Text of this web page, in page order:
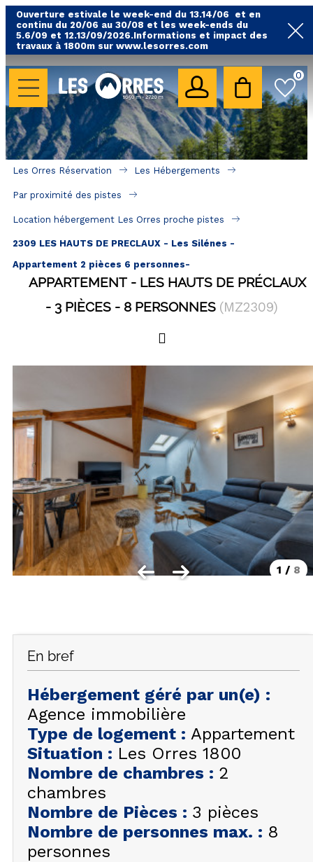
Ouverture estivale le week-end du 13.14/06 et en
continu du 20/06 au 30/08 et les week-ends du
5.6/09 et 12.13/09/2026.Informations et impact des
travaux à 1800m sur www.lesorres.com
0
LES HÉBERGEMENTS
Toutes nos locations
Hébergements avec piscine
Hébergements labellisés qualité
A proximité des remontées mécaniques ( VTT,
Hôtels - Chambres d'Hôtes & SPA
Les Orres 1650
Les Orres 1650 centre station
Les Orres 1800 Bois Méan
Les Orres et ses hameaux
VISUALISER LE PLAN DES ORRES
BONS PLANS ACTIVITÉS
Carte Multi activités
Forfaits remontées mécaniques VTT
FAQ
INSPIREZ-VOUS !
ÉTÉ
HIVER
FR EN
+33 (0)4 92 44 19 17
Les Orres Réservation Les Hébergements
Par proximité des pistes
Location hébergement Les Orres proche pistes
2309 LES HAUTS DE PRECLAUX - Les Silénes -
Appartement 2 pièces 6 personnes-
APPARTEMENT
LES HAUTS DE PRÉCLAUX
3 PIÈCES
8 PERSONNES (MZ2309)
1 / 8
En bref
Hébergement géré par un(e) :
Agence immobilière
Type de logement : Appartement
Situation : Les Orres 1800
Nombre de chambres : 2
chambres
Nombre de Pièces : 3 pièces
Nombre de personnes max. : 8
personnes